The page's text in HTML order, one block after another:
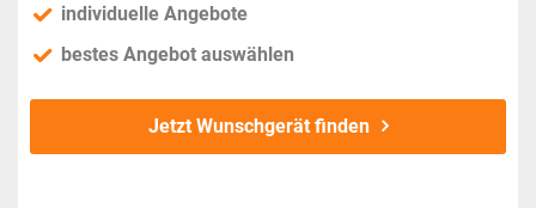
individuelle Angebote
bestes Angebot auswählen
Jetzt Wunschgerät finden